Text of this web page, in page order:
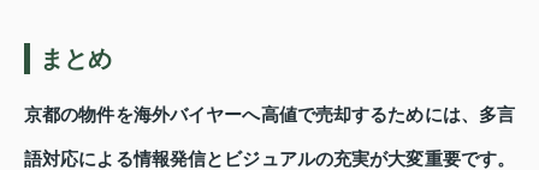
まとめ
京都の物件を海外バイヤーへ高値で売却するためには、多言
語対応による情報発信とビジュアルの充実が大変重要です。